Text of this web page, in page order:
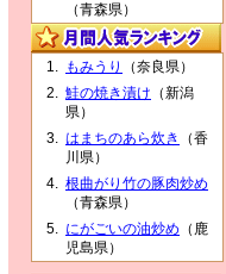
（青森県）
もみうり
（奈良県）
鮭の焼き漬け （新潟
県）
はまちのあら炊き
（香
川県）
根曲がり竹の豚肉炒め
（青森県）
にがごいの油炒め （鹿
児島県）